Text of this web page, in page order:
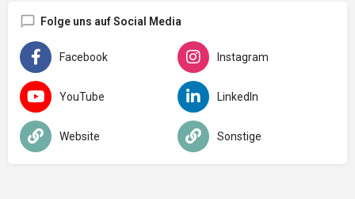
Folge uns auf Social Media
Facebook Instagram
YouTube LinkedIn
Website Sonstige